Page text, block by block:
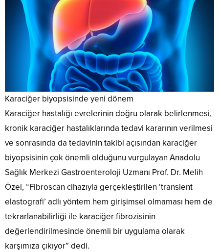
Karaciğer biyopsisinde yeni dönem
Karaciğer hastalığı evrelerinin doğru olarak belirlenmesi,
kronik karaciğer hastalıklarında tedavi kararının verilmesi
ve sonrasında da tedavinin takibi açısından karaciğer
biyopsisinin çok önemli olduğunu vurgulayan Anadolu
Sağlık Merkezi Gastroenteroloji Uzmanı Prof. Dr. Melih
Özel, “Fibroscan cihazıyla gerçekleştirilen ‘transient
elastografi’ adlı yöntem hem girişimsel olmaması hem de
tekrarlanabilirliği ile karaciğer fibrozisinin
değerlendirilmesinde önemli bir uygulama olarak
karşımıza çıkıyor” dedi.